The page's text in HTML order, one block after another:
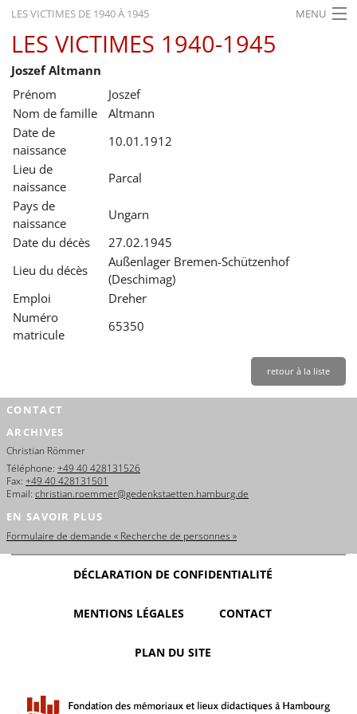
LES VICTIMES DE 1940 À 1945 MENU
ACCUEIL
ACTUALITÉS
EXPOSITIONS
HISTORIQUE
FORMATION
RECHERCHE
SERVICE
Français
LES VICTIMES 1940-1945
Joszef Altmann
Prénom
Joszef
Nom de famille
Altmann
Date de
naissance
10.01.1912
Lieu de
naissance
Parcal
Pays de
naissance
Ungarn
Date du décès
27.02.1945
Lieu du décès
Außenlager Bremen-Schützenhof
(Deschimag)
Emploi
Dreher
Numéro
matricule
65350
retour à la liste
CONTACT
ARCHIVES
Christian Römmer
Téléphone: +49 40 428131526
Fax: +49 40 428131501
Email: christian.roemmer@gedenkstaetten.hamburg.de
EN SAVOIR PLUS
Formulaire de demande « Recherche de personnes »
DÉCLARATION DE CONFIDENTIALITÉ
MENTIONS LÉGALES CONTACT
PLAN DU SITE